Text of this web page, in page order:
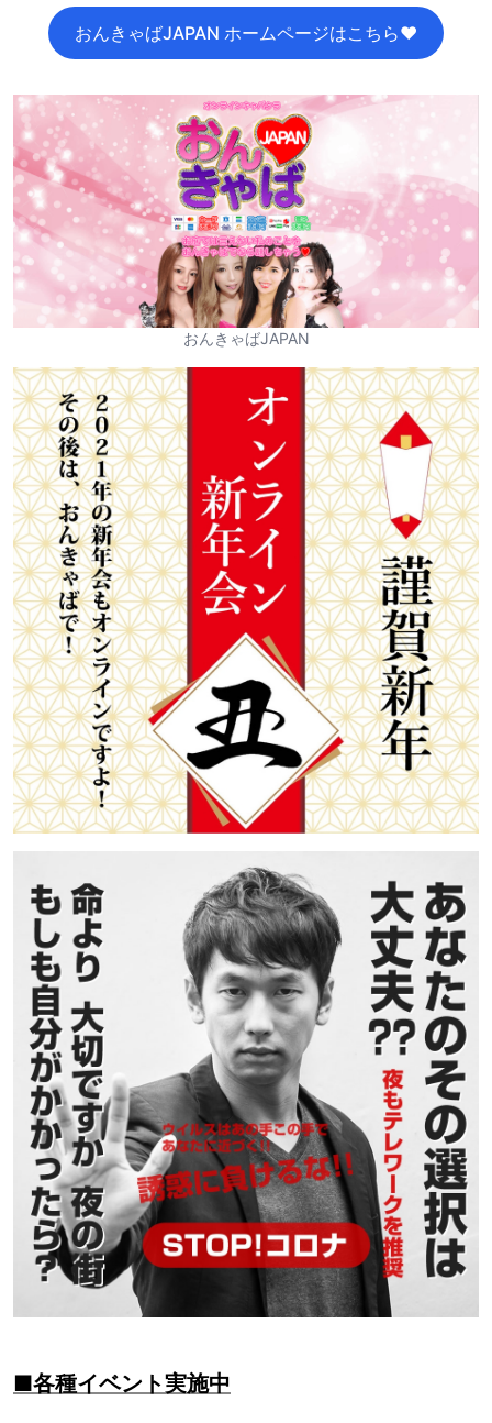
おんきゃばJAPAN ホームページはこちら♥
おんきゃばJAPAN
■各種イベント実施中